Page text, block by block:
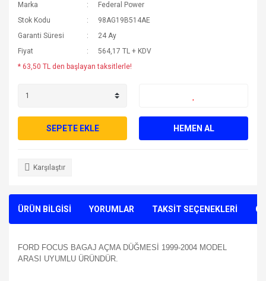
Marka
Federal Power
Stok Kodu
98AG19B514AE
Garanti Süresi
24 Ay
Fiyat
564,17 TL + KDV
* 63,50 TL den başlayan taksitlerle!
SEPETE EKLE HEMEN AL
Karşılaştır
ÜRÜN BİLGİSİ YORUMLAR TAKSİT SEÇENEKLERİ
FORD FOCUS BAGAJ AÇMA DÜĞMESİ 1999-2004 MODEL
ARASI UYUMLU ÜRÜNDÜR.